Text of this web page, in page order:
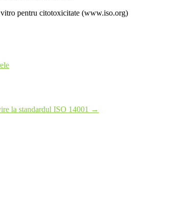
pentru citotoxicitate (www.iso.org)
la standardul ISO 14001 →